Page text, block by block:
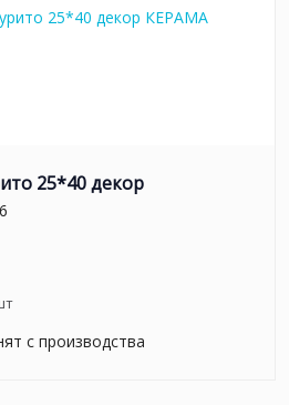
25*40 декор
с производства